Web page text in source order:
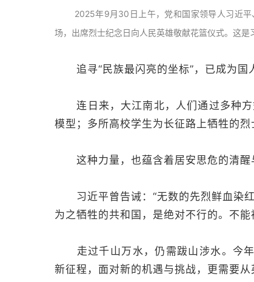
2025年9月30日上午，党和国家领导人习近平
场，出席烈士纪念日向人民英雄敬献花篮仪式。这
追寻“民族最闪亮的坐标”，已成为国
连日来，大江南北，人们通过多种方
模型；多所高校学生为长征路上牺牲的
这种力量，也蕴含着居安思危的清醒
习近平曾告诫：“无数的先烈鲜血染红
为之牺牲的共和国，是绝对不行的。不能
走过千山万水，仍需跋山涉水。今年
新征程，面对新的机遇与挑战，更需要